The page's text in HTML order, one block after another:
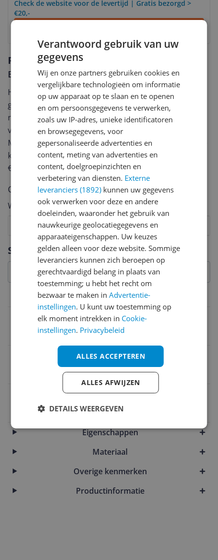
Check de website voor de levertijd | Gratis bezorgd >
€20,-
Specificaties
Model
5714914108954
Eigenschappen
Materiaal
Overige kenmerken
Productinformatie
Reviews
Er zijn nog geen reviews geschreven
Heb jij dit product in bezit en wil je graag je mening
geven? Start dan hieronder met het schrijven van je
review. Afhankelijk van de details duurt het schrijven
van een review gemiddeld tussen de 3 en 10 minuten.
Met jouw mening help je andere bezoekers een betere
keuze te maken én maak je iedere maand kans op
€250,-!
Klik hier voor de actievoorwaarden.
Cijfer
Welk cijfer geef jij dit product?
8
7
6
5
4
3
2
Vraag 1 van 4
Verantwoord gebruik van uw
gegevens
Wij en onze partners gebruiken cookies en
vergelijkbare technologieën om informatie
op uw apparaat op te slaan en te openen
en om persoonsgegevens te verwerken,
zoals uw IP-adres, unieke identificatoren
en browsegegevens, voor
gepersonaliseerde advertenties en
content, meting van advertenties en
content, doelgroepinzichten en
verbetering van diensten. Externe
leveranciers (1892) kunnen uw gegevens
ook verwerken voor deze en andere
doeleinden, waaronder het gebruik van
nauwkeurige geolocatiegegevens en
apparaateigenschappen. Uw keuzes
gelden alleen voor deze website. Sommige
leveranciers kunnen zich beroepen op
gerechtvaardigd belang in plaats van
toestemming; u hebt het recht om
bezwaar te maken inAdvertentie-
instellingen. U kunt uw toestemming op
elk moment intrekken in Cookie-
instellingen. Privacybeleid
ALLES ACCEPTEREN
ALLES AFWIJZEN
DETAILS WEERGEVEN